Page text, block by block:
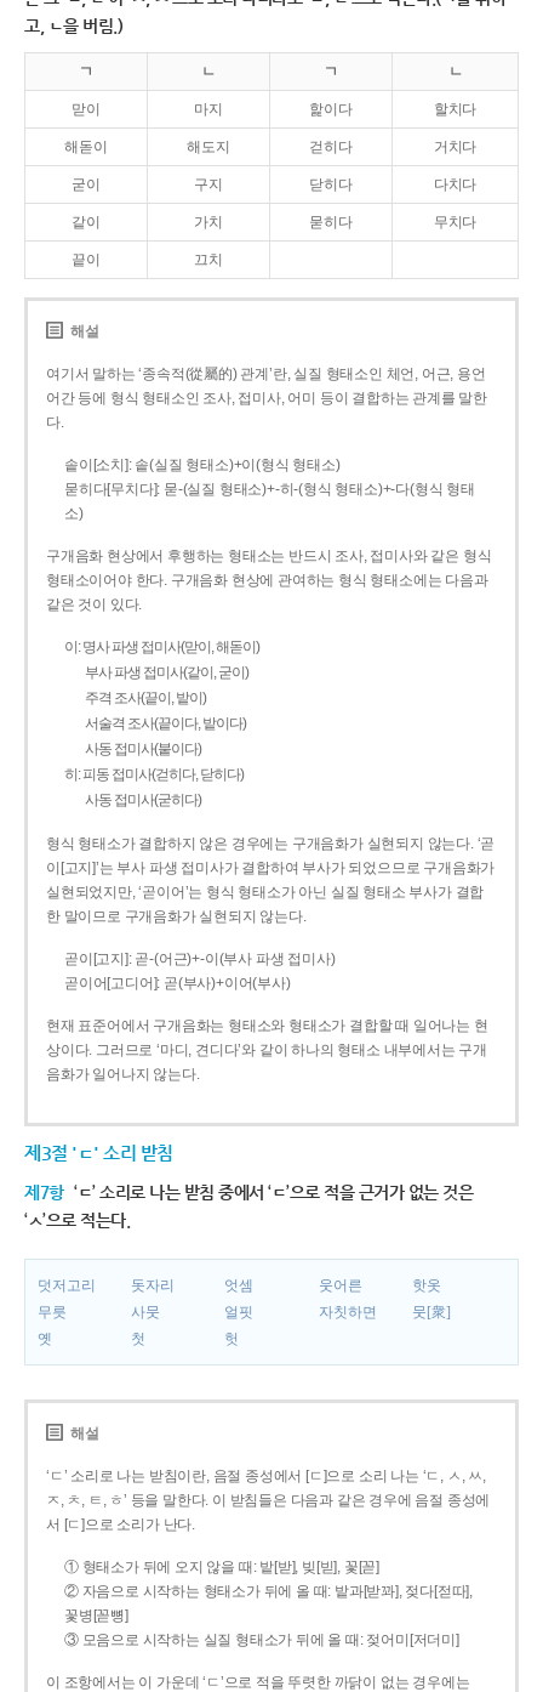
고, ㄴ을 버림.)
ㄱ ㄴ ㄱ ㄴ
맏이 마지 핥이다 할치다
해돋이 해도지 걷히다 거치다
굳이 구지 닫히다 다치다
같이 가치 묻히다 무치다
끝이 끄치
해설
여기서 말하는 ‘종속적(從屬的) 관계’란, 실질 형태소인 체언, 어근, 용언
어간 등에 형식 형태소인 조사, 접미사, 어미 등이 결합하는 관계를 말한
다.
솥이[소치]: 솥(실질 형태소)+이(형식 형태소)
묻히다[무치다]: 묻­-(실질 형태소)+­-히­-(형식 형태소)+-다(형식 형태
소)
구개음화 현상에서 후행하는 형태소는 반드시 조사, 접미사와 같은 형식
형태소이어야 한다. 구개음화 현상에 관여하는 형식 형태소에는 다음과
같은 것이 있다.
이: 명사 파생 접미사(맏이, 해돋이)
부사 파생 접미사(같이, 굳이)
주격 조사(끝이, 밭이)
서술격 조사(끝이다, 밭이다)
사동 접미사(붙이다)
히: 피동 접미사(걷히다, 닫히다)
사동 접미사(굳히다)
형식 형태소가 결합하지 않은 경우에는 구개음화가 실현되지 않는다. ‘곧
이[고지]’는 부사 파생 접미사가 결합하여 부사가 되었으므로 구개음화가
실현되었지만, ‘곧이어’는 형식 형태소가 아닌 실질 형태소 부사가 결합
한 말이므로 구개음화가 실현되지 않는다.
곧이[고지]: 곧-­(어근)+­-이(부사 파생 접미사)
곧이어[고디어]: 곧(부사)+이어(부사)
현재 표준어에서 구개음화는 형태소와 형태소가 결합할 때 일어나는 현
상이다. 그러므로 ‘마디, 견디다’와 같이 하나의 형태소 내부에서는 구개
음화가 일어나지 않는다.
제3절 'ㄷ' 소리 받침
제7항 ‘ㄷ’ 소리로 나는 받침 중에서 ‘ㄷ’으로 적을 근거가 없는 것은
‘ㅅ’으로 적는다.
덧저고리 돗자리 엇셈 웃어른
핫옷
무릇
사뭇 얼핏 자칫하면
뭇[衆]
옛
첫 헛
해설
‘ㄷ’ 소리로 나는 받침이란, 음절 종성에서 [ㄷ]으로 소리 나는 ‘ㄷ, ㅅ, ㅆ,
ㅈ, ㅊ, ㅌ, ㅎ’ 등을 말한다. 이 받침들은 다음과 같은 경우에 음절 종성에
서 [ㄷ]으로 소리가 난다.
① 형태소가 뒤에 오지 않을 때: 밭[받], 빚[빋], 꽃[꼳]
② 자음으로 시작하는 형태소가 뒤에 올 때: 밭과[받꽈], 젖다[젇따],
꽃병[꼳뼝]
③ 모음으로 시작하는 실질 형태소가 뒤에 올 때: 젖어미[저더미]
이 조항에서는 이 가운데 ‘ㄷ’으로 적을 뚜렷한 까닭이 없는 경우에는